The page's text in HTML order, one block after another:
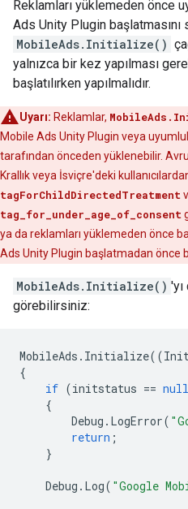
Reklamları yüklemeden önce
Ads Unity Plugin
MobileAds.Initialize()
yalnızca bir kez yapılması
başlatılırken yapılmalıdır.
Uyarı: Reklamlar,
Mobile Ads Unity Plugin veya
tarafından önceden yüklenebilir.
Krallık veya İsviçre'deki
tagForChildDirectedTreatment
tag_for_under_age_of_consent
ya da reklamları yüklemeden önce
Ads Unity Plugin başlatmadan önce
MobileAds.Initialize()
görebilirsiniz:
MobileAds . Initialize((
{
if (initstatus == null
{
Debug . LogError(
return ;
}
Debug . Log( "Google